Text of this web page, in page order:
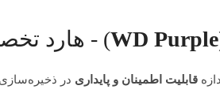
WD Purple) - هارد
قابلیت اطمینان و پایداری در